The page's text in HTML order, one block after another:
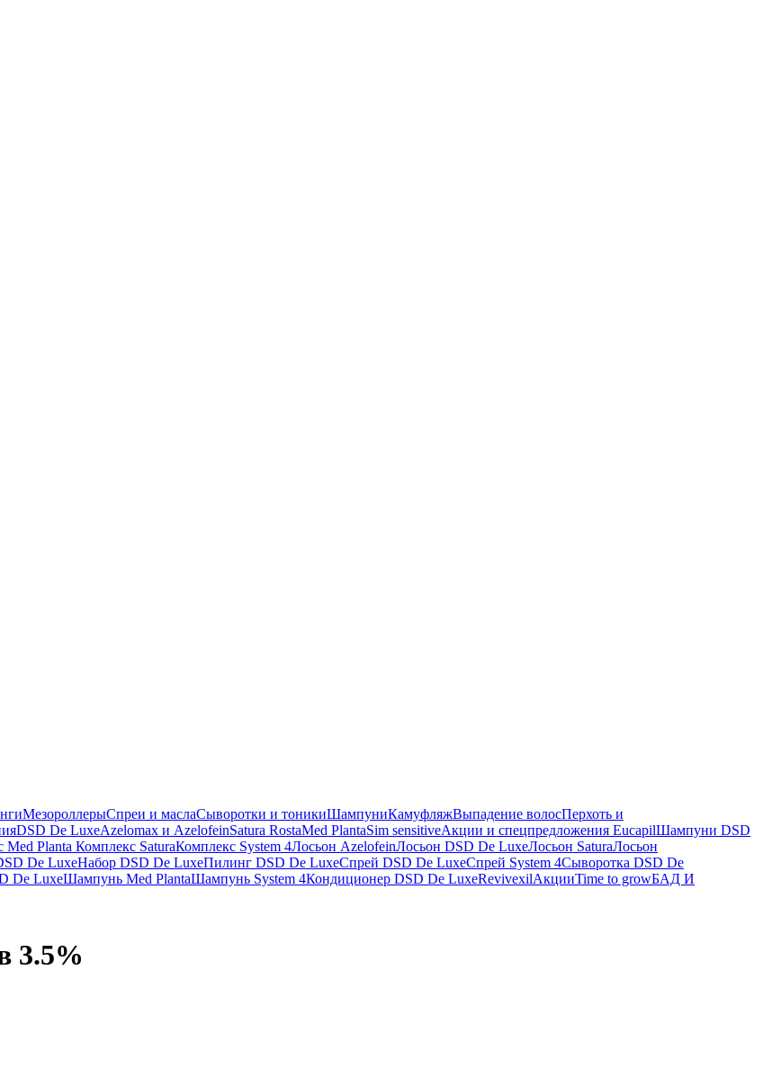
МезороллерыСпреи и маслаСыворотки и тоникиШампуниКамуфляжВыпадение волосПерхоть и
DSD De LuxeAzelomax и AzelofeinSatura RostaMed PlantaSim sensitiveАкции и спецпредложения EucapilШампуни DSD
Med Planta Комплекс SaturaКомплекс System 4Лосьон AzelofeinЛосьон DSD De LuxeЛосьон SaturaЛосьон
De LuxeНабор DSD De LuxeПилинг DSD De LuxeСпрей DSD De LuxeСпрей System 4Сыворотка DSD De
De LuxeШампунь Med PlantaШампунь System 4Кондиционер DSD De LuxeRevivexilАкцииTime to growБАД И
3.5%